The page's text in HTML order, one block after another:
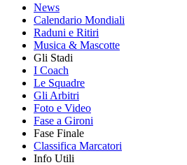
News
Calendario Mondiali
Raduni e Ritiri
Musica & Mascotte
Gli Stadi
I Coach
Le Squadre
Gli Arbitri
Foto e Video
Fase a Gironi
Fase Finale
Classifica Marcatori
Info Utili